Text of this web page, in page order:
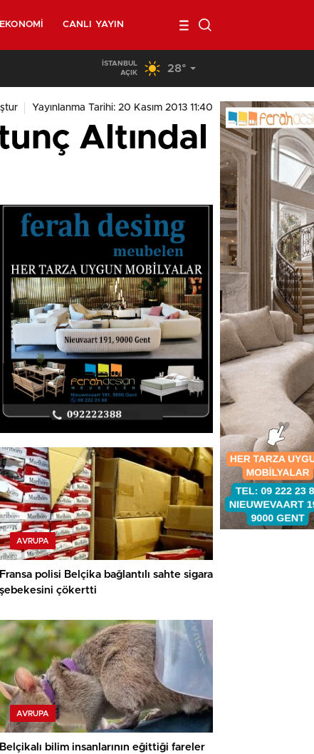
EKONOMI CANLI YAYIN
Fransa’da güvenoyu alamayan hükümet düştü
İSTANBUL
AÇIK
28°
Yayınlanma Tarihi: 20 Kasım 2013 11:40
Altındal
AVRUPA
Fransa polisi Belçika bağlantılı sahte sigara
şebekesini çökertti
AVRUPA
Belçikalı bilim insanlarının eğittiği fareler